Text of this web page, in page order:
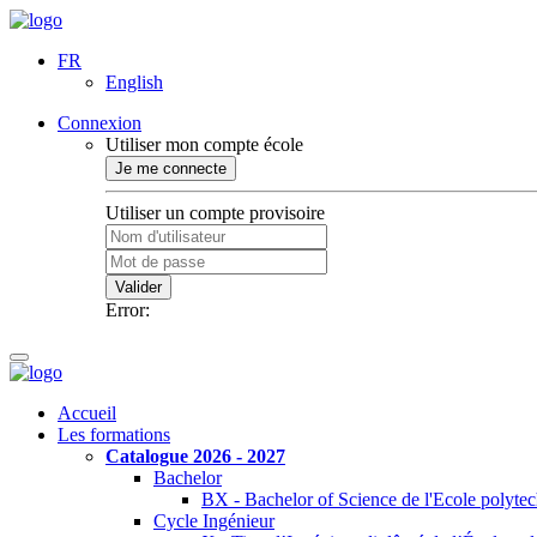
FR
English
Connexion
Utiliser mon compte école
Je me connecte
Utiliser un compte provisoire
Valider
Error:
Accueil
Les formations
Catalogue 2026 - 2027
Bachelor
BX - Bachelor of Science de l'Ecole
Cycle Ingénieur